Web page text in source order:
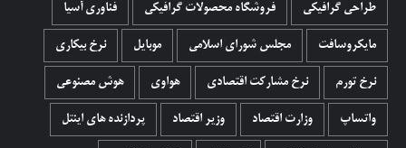
طراحی گرافیکی فروشگاه محصولات گرافيکی فناوری آسیا
مایکروسافت مجلس شورای اسلامی موبایل نرخ بیکاری
نرخ تورم نرخ مشارکت اقتصادی هواوی هوش مصنوعی
واتساپ وزارت اقتصاد وزیر اقتصاد پردازنده های اینتل